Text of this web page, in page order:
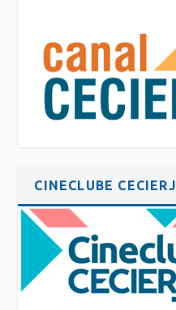
CINECLUBE CECIERJ